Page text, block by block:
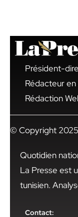
Président-
Rédacteur
Rédaction
© Copyright 2025
Quotidien
La Presse est
tunisien.
Contact: